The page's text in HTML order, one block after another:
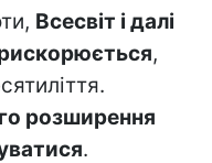
Всесвіт і далі
,
розширення
.